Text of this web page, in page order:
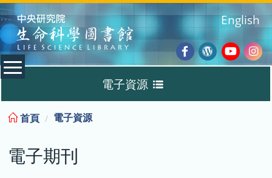
:::
Facebook
Wordpress
English
電子資源
首頁 電子資源
電子期刊